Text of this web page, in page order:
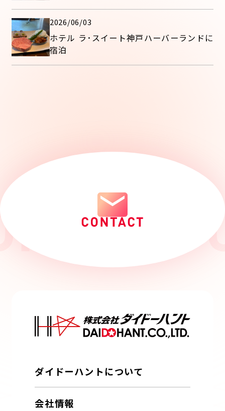
2026/06/03
ホテル ラ･スイート神戸ハーバーランドに
宿泊
ダイドーハントについて
会社情報